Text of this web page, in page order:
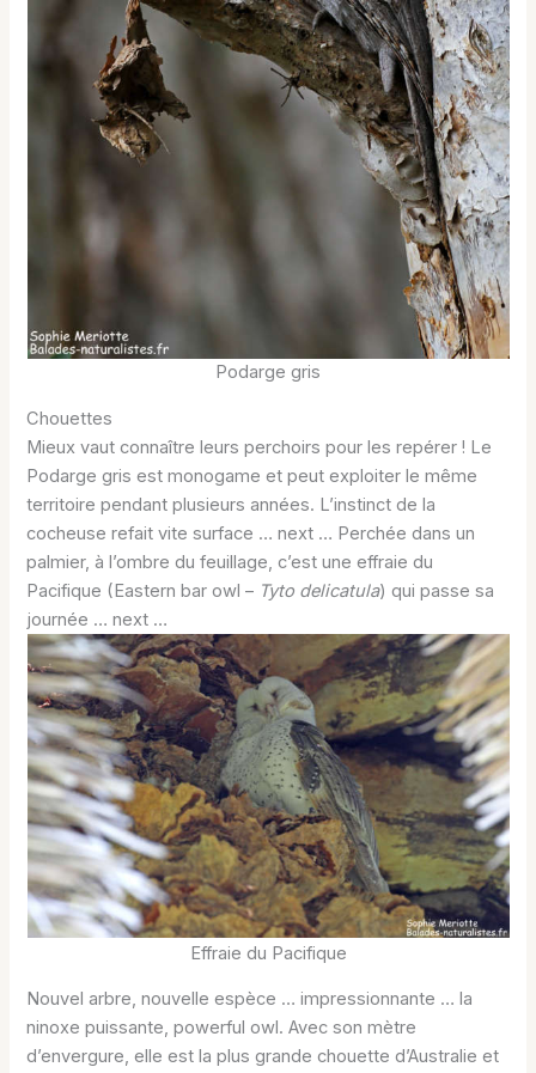
Podarge gris
Chouettes
Mieux vaut connaître leurs perchoirs pour les repérer ! Le
Podarge gris est monogame et peut exploiter le même
territoire pendant plusieurs années. L’instinct de la
cocheuse refait vite surface … next … Perchée dans un
palmier, à l’ombre du feuillage, c’est une effraie du
Pacifique (Eastern bar owl – Tyto delicatula)qui passe sa
journée … next …
Effraie du Pacifique
Nouvel arbre, nouvelle espèce … impressionnante … la
ninoxe puissante, powerful owl. Avec son mètre
d’envergure, elle est la plus grande chouette d’Australie et